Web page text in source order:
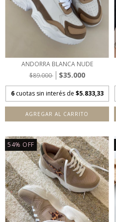
ANDORRA BLANCA NUDE
$89.000
$35.000
6 cuotas sin interés de $5.833,33
AGREGAR AL CARRITO
54% OFF